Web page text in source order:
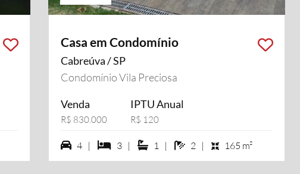
Casa em Condomínio
Cabreúva / SP
Condomínio Vila Preciosa
Venda
R$ 830.000
IPTU Anual
R$ 120
4 vagas na garagem
4 | 3 dormiórios
3 | 1 suítes
1 | 2 banheiros
2 | 165 m²